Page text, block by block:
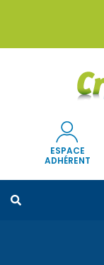
ESPACE
ADHÉRENT